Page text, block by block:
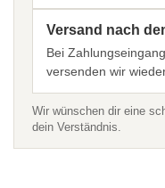
Versand nach
Bei
versenden wir
Wir wünschen dir eine
dein Verständnis.